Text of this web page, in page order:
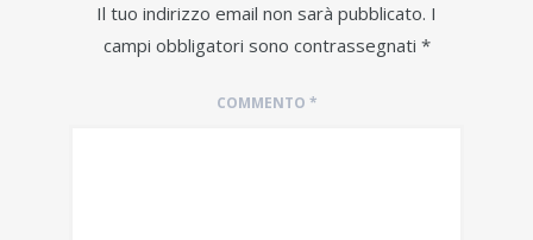
Il tuo indirizzo email non sarà pubblicato. I
campi obbligatori sono contrassegnati *
COMMENTO *